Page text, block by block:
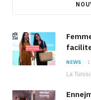
facilite
NEWS